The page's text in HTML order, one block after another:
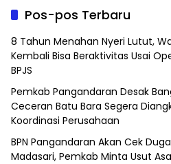
Pos-pos Terbaru
8 Tahun Menahan Nyeri Lutut,
Kembali Bisa Beraktivitas Usai
BPJS
Pemkab Pangandaran Desak
Ceceran Batu Bara Segera
Koordinasi Perusahaan
BPN Pangandaran Akan Cek
Madasari, Pemkab Minta Usut